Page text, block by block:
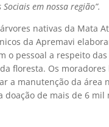
em nossa região”.
nativas da Mata
da Apremavi
o pessoal a respeito das
floresta. Os moradores
a manutenção da área
doação de mais de 6 mil